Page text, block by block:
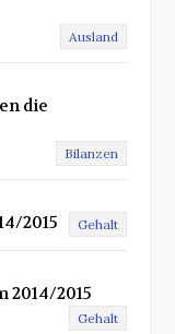
Ausland
die
Bilanzen
2015 Gehalt
2015
Gehalt